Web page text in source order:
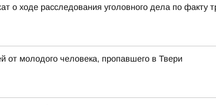
о ходе расследования уголовного дела по факту
от молодого человека, пропавшего в Твери